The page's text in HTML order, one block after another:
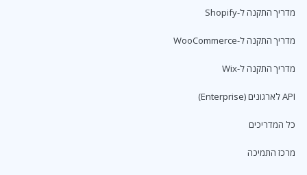
מדריך התקנה ל-Shopify
מדריך התקנה ל-WooCommerce
מדריך התקנה ל-Wix
API לארגונים (Enterprise)
כל המדריכים
מרכז התמיכה